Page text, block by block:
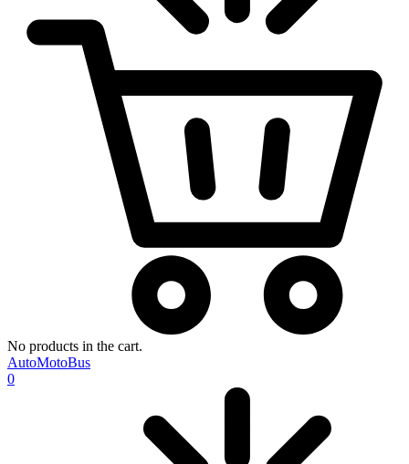
No products in the cart.
AutoMotoBus
0